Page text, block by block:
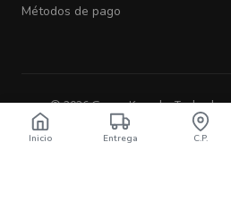
Métodos de pago
© 2026 Grupo Kuroda. Todos
Aviso de Privacidad
Inicio Entrega C.P.